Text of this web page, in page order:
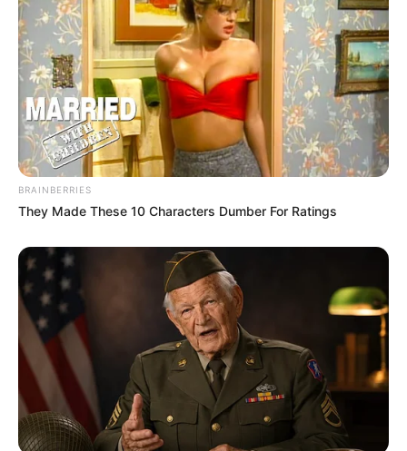
BRAINBERRIES
They Made These 10 Characters Dumber For Ratings